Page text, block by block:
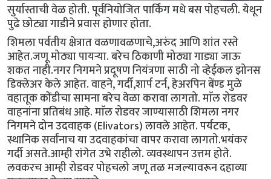
सुर्यास्ताची वेळ होती. पूर्वनियोजित पार्किंग मधे बस पोहचली. येथून
पुढे छोट्या गाडीने प्रवास होणार होता.
शिमला पर्वतीय क्षेत्रात वळणावळणाचे,अरुंद आणि शांत रस्ते
आहेत.जणू मोठ्या पायर्‍या. बरेच ठिकाणी मोठ्या गाड्या जाऊ
शकत नाही.नगर निगमने प्रदूषण नियंत्रणा साठी नो व्हेईकल झोनस
डिक्लेअर केले आहेत. वाहने, गर्दी,शार्प टर्न, हेअरपिन बेंण्ड मुळे
वहातूक कोंडीचा सामना बरेच वेळा करावा लागतो. माॅल रोडवर
वाहनांना प्रतिबंध आहे. माॅल रोडवर जाण्यासाठी शिमला नगर
निगमने दोन उदवाहक (Elivators) लावले आहेत. पर्यटक,
स्थानिक सर्वांनाच या उदवाहकांचा वापर करावा लागतो.भयंकर
गर्दी असते.आम्ही रांगेत उभे राहीलो. व्यवस्थापन उत्तम होते.
लवकरच आम्ही रोडवर पोहचलो जणू तळ मजल्यावरून दहाव्या